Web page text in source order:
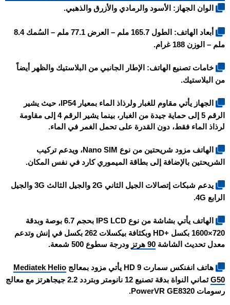
الوان الجهاز: الأسود والرمادي والأزرق والذهبي.
أبعاد الهاتف: الطول 165.7 ملم – العرض 77.1 ملم – السُمك 8.4
ملم – الوزن 188 غرام.
خامات تصنيع الهاتف: الإطار الجانبي من البلاستيك والظهر أيضاً
من البلاستيك.
الجهاز يأتي مقاوم للغبار ولرذاذ الماء بمعيار IP54، حيث يشير
الرقم 5 إلى حماية جيدة من الغبار، بينما يشير الرقم 4 إلى مقاومة
لرذاذ الماء فقط، دون القدرة على تحمل الغمر في الماء.
الهاتف مزود شريحتين من نوع Nano SIM، ويدعم تركيب
الشريحتين بالإضافة إلى بطاقة الميموري كارد في نفس المكان.
يدعم شبكات إتصالات الجيل الثاني 2G والجيل الثالث 3G والجيل
الرابع 4G.
الهاتف يأتي بشاشة من نوع IPS LCD بحجم 6.7 بوصة وبدقة
720×1600 بكسل +HD وبكثافة بيكسلات 262 بكسل في إنش وتدعم
معدل تحديث الشاشة 90 هرتز ودرجة سطوع 500 شمعة.
هاتف انفنكس سمارت 9 HD يأتي مزود بمعالج
Mediatek Helio
G50
ثماني النواة بدقة تصنيع 12 نانومتر وبتردد 2.2 جيجاهرتز مع معالج
رسومات PowerVR GE8320.